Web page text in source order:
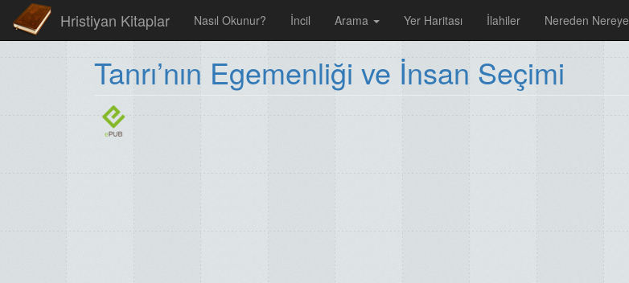
Hristiyan Kitaplar Nasıl Okunur? İncil Arama Yer Haritası İlahiler Nereden Nereye
Tanrı’nın Egemenliği ve İnsan Seçimi